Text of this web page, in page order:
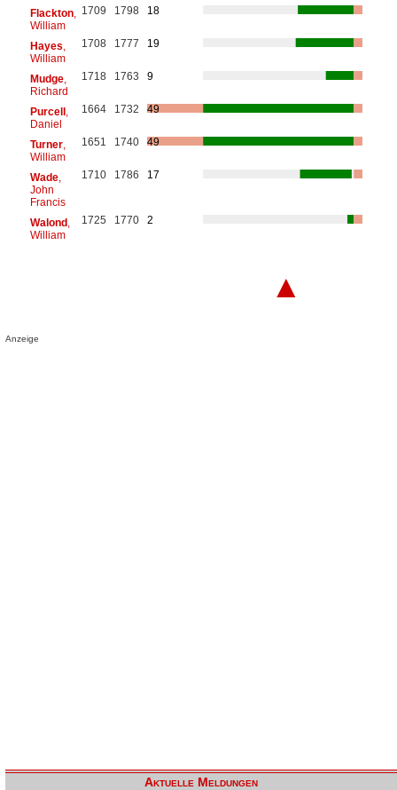
Flackton,
William
1709 1798 18
Hayes
William
1708 1777 19
Mudge,
Richard
1718 1763 9
Purcell,
Daniel
1664 1732 49
Turner,
William
1651 1740 49
Wade,
John
Francis
1710 1786 17
Walond,
William
1725 1770 2
▲
Anzeige
Aktuelle Meldungen